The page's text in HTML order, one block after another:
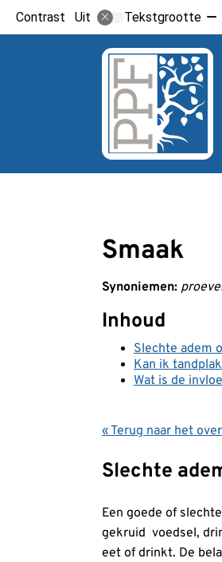
Contrast Uit Tekstgrootte
met
Smaak
Synoniemen:
Inhoud
Slechte adem
Kan ik
Wat is de
« Terug naar het
Slechte
Een goede of
gekruid voedsel,
eet of drinkt. De